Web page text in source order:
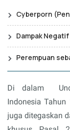
Cyberporn
Dampak
Perempuan
Di dalam
Indonesia
juga ditegaskan